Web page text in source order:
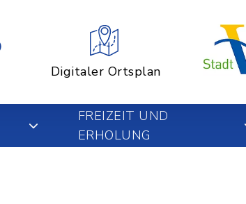
Digitaler Ortsplan
FREIZEIT UND
ERHOLUNG